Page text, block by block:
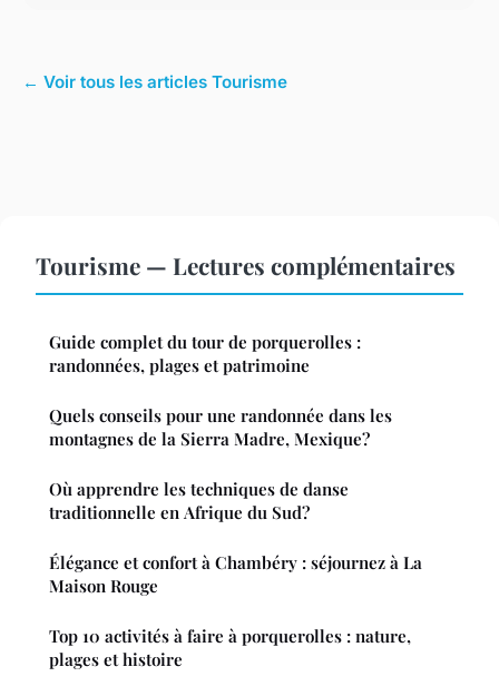
← Voir tous les articles Tourisme
Tourisme — Lectures complémentaires
Guide complet du tour de porquerolles :
randonnées, plages et patrimoine
Quels conseils pour une randonnée dans les
montagnes de la Sierra Madre, Mexique?
Où apprendre les techniques de danse
traditionnelle en Afrique du Sud?
Élégance et confort à Chambéry : séjournez à La
Maison Rouge
Top 10 activités à faire à porquerolles : nature,
plages et histoire